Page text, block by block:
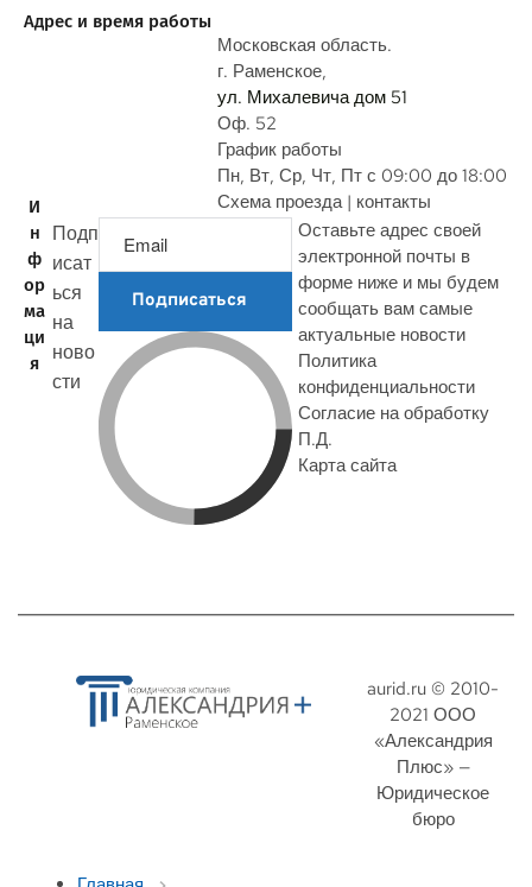
о
Адрес и время работы
Московская область.
г. Раменское,
ул. Михалевича дом 51
Оф. 52
График работы
Пн, Вт, Ср, Чт, Пт с 09:00 до 18:00
Схема проезда | контакты
И
н
ф
ор
ма
ци
я
Подп
исат
ься
на
ново
сти
Подписаться
Оставьте адрес своей
электронной почты в
форме ниже и мы будем
сообщать вам самые
актуальные новости
Политика
конфиденциальности
Согласие на обработку
П.Д.
Карта сайта
aurid.ru © 2010-
2021 ООО
«Александрия
Плюс» —
Юридическое
бюро